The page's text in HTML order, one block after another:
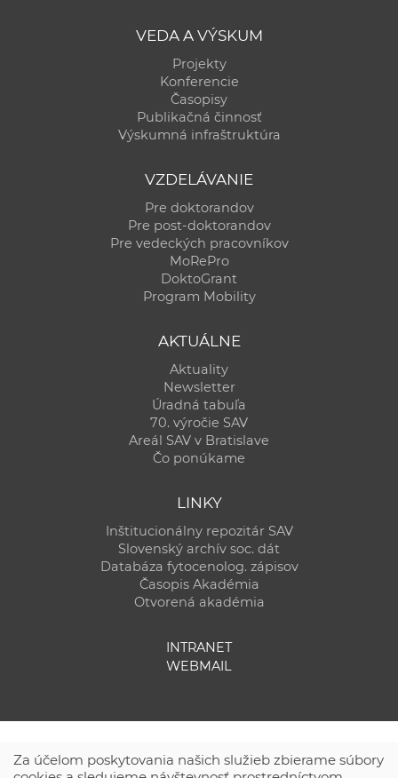
VEDA A VÝSKUM
Projekty
Konferencie
Časopisy
Publikačná činnosť
Výskumná infraštruktúra
VZDELÁVANIE
Pre doktorandov
Pre post-doktorandov
Pre vedeckých pracovníkov
MoRePro
DoktoGrant
Program Mobility
AKTUÁLNE
Aktuality
Newsletter
Úradná tabuľa
70. výročie SAV
Areál SAV v Bratislave
Čo ponúkame
LINKY
Inštitucionálny repozitár SAV
Slovenský archív soc. dát
Databáza fytocenolog. zápisov
Časopis Akadémia
Otvorená akadémia
INTRANET
WEBMAIL
Za účelom poskytovania našich služieb zbierame súbory